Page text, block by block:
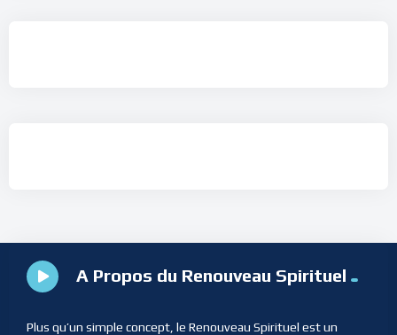
A Propos du Renouveau Spirituel
Plus qu’un simple concept, le Renouveau Spirituel est un